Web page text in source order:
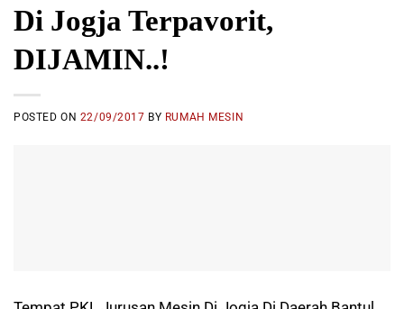
Di Jogja Terpavorit,
DIJAMIN..!
POSTED ON 22/09/2017 BY RUMAH MESIN